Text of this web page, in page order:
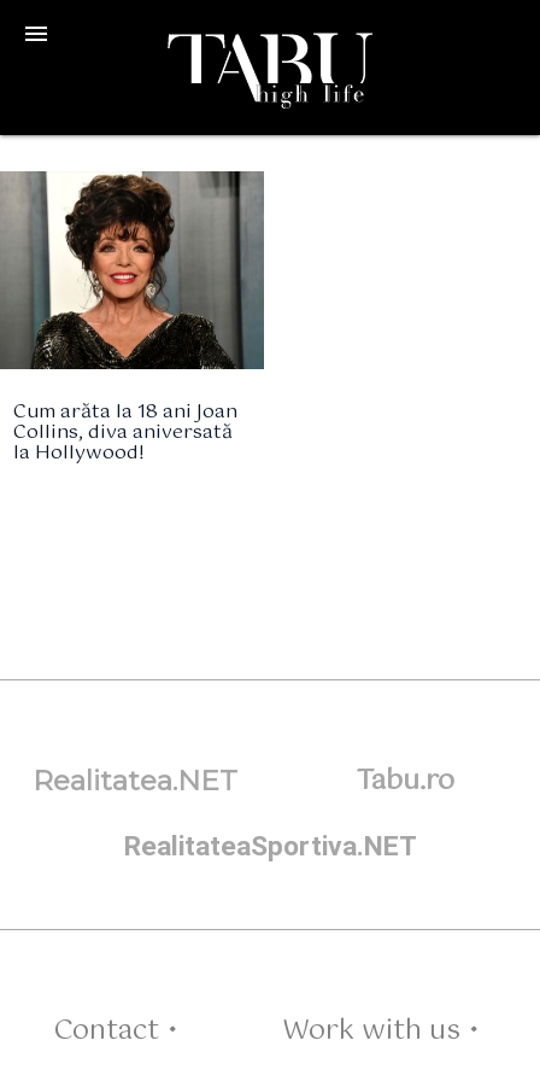
menu
Cum arăta la 18 ani Joan
Collins, diva aniversată
la Hollywood!
Realitatea.NET Tabu.ro
RealitateaSportiva.NET
Contact • Work with us •